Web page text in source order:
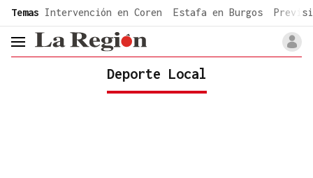
common.go-to-content
Temas Intervención en Coren Estafa en Burgos
header.menu.open
Deporte Local